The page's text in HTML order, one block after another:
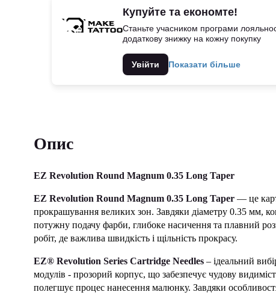
Купуйте та економте!
Станьте учасником програми
додаткову знижку на кожну покупку
Увійти Показати більше
Опис
EZ Revolution Round Magnum 0.35 Long Taper
EZ Revolution Round Magnum 0.35 Long Taper — це
прокрашування великих зон. Завдяки діаметру 0.35 мм,
потужну подачу фарби, глибоке насичення та плавний
робіт, де важлива швидкість і щільність прокрасу.
EZ® Revolution Series Cartridge Needles – ідеальний
модулів - прозорий корпус, що забезпечує чудову
полегшує процес нанесення малюнку. Завдяки